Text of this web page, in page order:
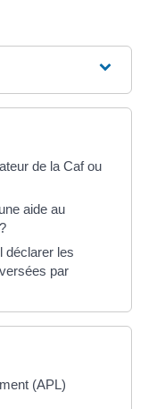
de la Caf ou
aide au
déclarer les
par
(APL)